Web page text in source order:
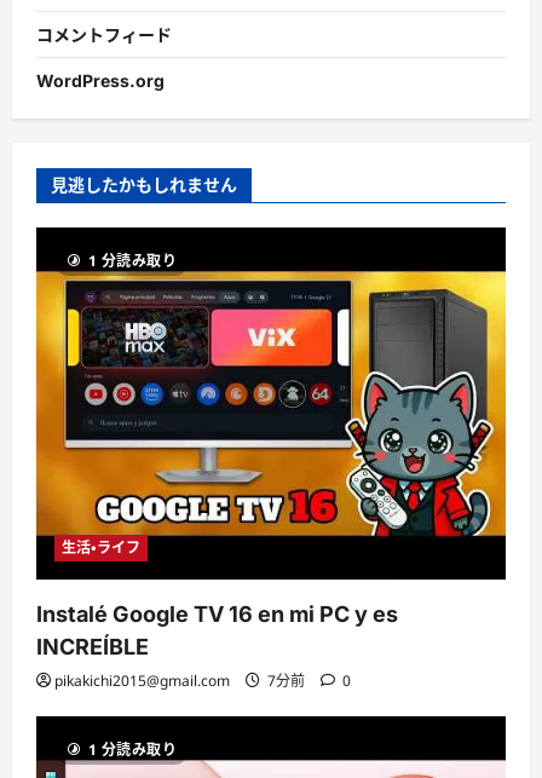
コメントフィード
WordPress.org
見逃したかもしれません
1 分読み取り
生活・ライフ
Instalé Google TV 16 en mi PC y es
INCREÍBLE
pikakichi2015@gmail.com 7分前 0
1 分読み取り